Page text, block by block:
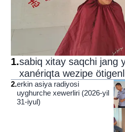
1.sabiq xitay saqchi jang
xanériqta wezipe
2.erkin asiya radiyosi
uyghurche xewerliri (2026-yil
31-iyul)